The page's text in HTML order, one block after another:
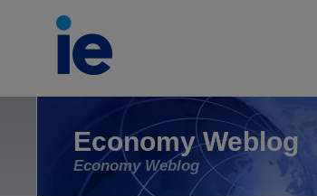
Economy Weblog
Economy Weblog